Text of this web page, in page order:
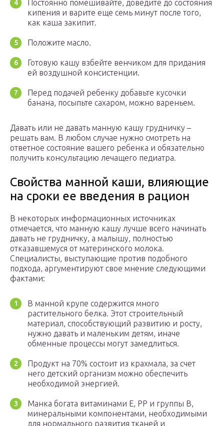
Постоянно помешивайте, доведите до состояния
кипения и варите еще семь минут после того,
как каша закипит.
Положите масло.
Готовую кашу взбейте венчиком для придания
ей воздушной консистенции.
Перед подачей ребенку добавьте кусочки
банана, посыпьте сахаром, можно вареньем.
Давать или не давать манную кашу грудничку –
решать вам. В любом случае нужно смотреть на
ответное состояние вашего ребенка и обязательно
получить консультацию лечащего педиатра.
Свойства манной каши, влияющие
на сроки ее введения в рацион
В некоторых информационных источниках
отмечается, что манную кашу лучше всего начинать
давать не грудничку, а малышу, полностью
отказавшемуся от материнского молока.
Специалисты, выступающие против подобного
подхода, аргументируют свое мнение следующими
фактами:
В манной крупе содержится много
растительного белка. Этот строительный
материал, способствующий развитию и росту,
нужно давать и маленьким детям, иначе
обменные процессы могут замедлиться.
Продукт на 70% состоит из крахмала, за счет
него детский организм можно обеспечить
необходимой энергией.
Манка богата витаминами Е, РР и группы В,
минеральными компонентами, необходимыми
для нормального развития тканей и